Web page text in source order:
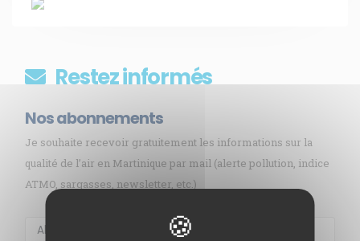
Restez informés
Nos abonnements
Je souhaite recevoir gratuitement les informations sur la
qualité de l’air en Martinique par mail (alerte pollution, indice
ATMO, sargasses, newsletter, etc.)